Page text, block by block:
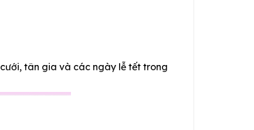
cưới, tân gia và các ngày lễ tết trong